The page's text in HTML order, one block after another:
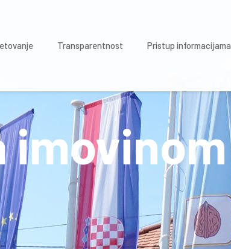
Transparentnost Pristup informacijama
imovinom